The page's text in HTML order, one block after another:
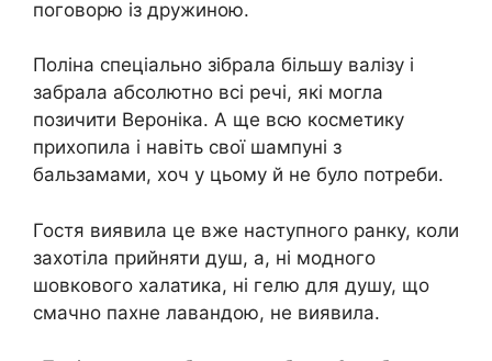
поговорю із дружиною.
Поліна спеціально зібрала більшу валізу і
забрала абсолютно всі речі, які могла
позичити Вероніка. А ще всю косметику
прихопила і навіть свої шампуні з
бальзамами, хоч у цьому й не було потреби.
Гостя виявила це вже наступного ранку, коли
захотіла прийняти душ, а, ні модного
шовкового халатика, ні гелю для душу, що
смачно пахне лавандою, не виявила.